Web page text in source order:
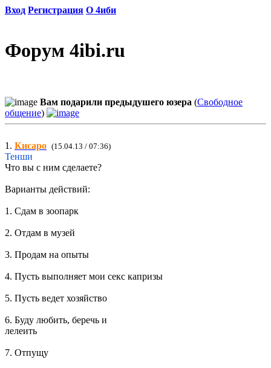
Вход Регистрация О 4иби
Форум 4ibi.ru
Вам подарили предыдушего юзера (Свободное
общение)
1. Кисаро (15.04.13 / 07:36)
Тенши
Что вы с ним сделаете?
Варианты действий:
1. Сдам в зоопарк
2. Отдам в музей
3. Продам на опыты
4. Пусть выполняет мои секс капризы
5. Пусть ведет хозяйство
6. Буду любить, беречь и
лелеить
7. Отпущу